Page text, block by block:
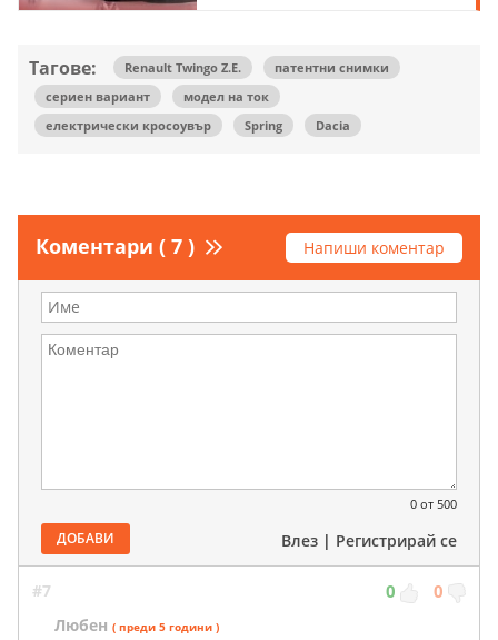
Тагове: Renault Twingo Z.E.
патентни снимки
сериен вариант
модел на ток
електрически кросоувър
Spring Dacia
Коментари ( 7 ) Напиши коментар
0 от 500
ДОБАВИ Влез | Регистрирай се
#7 0 0
Любен ( преди 5 години )